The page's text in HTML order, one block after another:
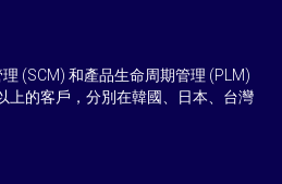
(SCM) 和產品生命周期管理 (PLM)
上的客戶，分別在韓國、日本、台灣